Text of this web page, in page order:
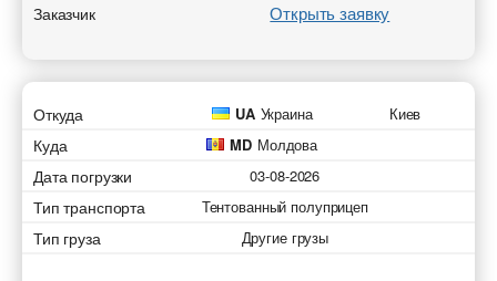
Заказчик Открыть заявку
Откуда UA Украина Киев
Куда MD Молдова
Дата погрузки 03-08-2026
Тип транспорта Тентованный полуприцеп
Тип груза Другие грузы